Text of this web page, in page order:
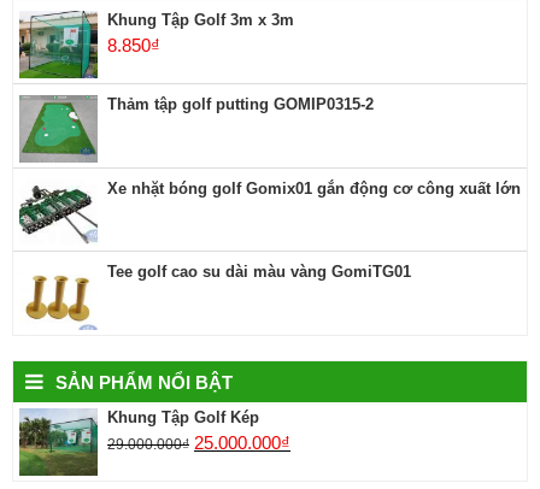
Khung Tập Golf 3m x 3m
8.850₫
Thảm tập golf putting GOMIP0315-2
Xe nhặt bóng golf Gomix01 gắn động cơ công xuất lớn
Tee golf cao su dài màu vàng GomiTG01
SẢN PHẨM NỔI BẬT
Khung Tập Golf Kép
29.000.000₫ 25.000.000₫